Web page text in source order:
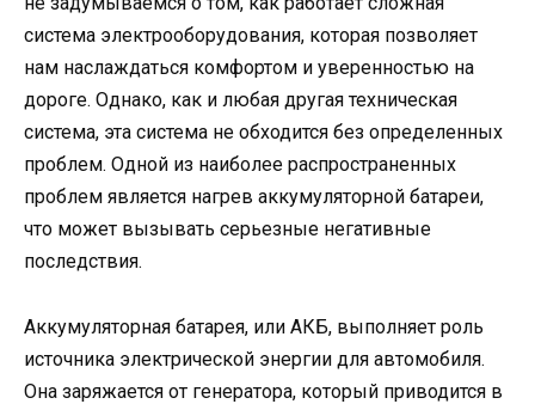
система электрооборудования, которая позволяет
нам наслаждаться комфортом и уверенностью на
дороге. Однако, как и любая другая техническая
система, эта система не обходится без определенных
проблем. Одной из наиболее распространенных
проблем является нагрев аккумуляторной батареи,
что может вызывать серьезные негативные
последствия.
Аккумуляторная батарея, или АКБ, выполняет роль
источника электрической энергии для автомобиля.
Она заряжается от генератора, который приводится в